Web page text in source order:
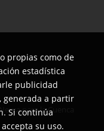
Semana Cultural
31 de Mayo
para la Cuenca
propias como de
estadística
publicidad
generada a partir
Si continúa
su uso.